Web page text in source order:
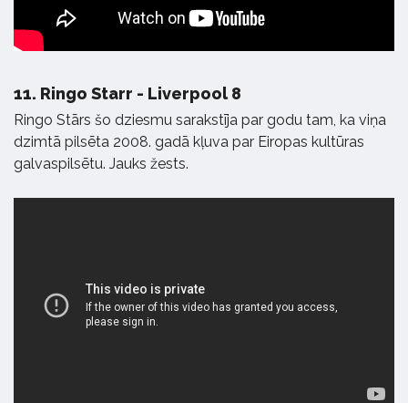
11. Ringo Starr - Liverpool 8
Ringo Stārs šo dziesmu sarakstīja par godu tam, ka viņa
dzimtā pilsēta 2008. gadā kļuva par Eiropas kultūras
galvaspilsētu. Jauks žests.